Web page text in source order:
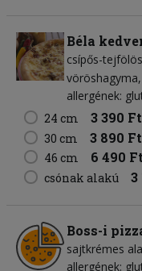
Béla
csípős-
vöröshagyma
allergének:
24 cm
3 390 Ft
30 cm 3 890 Ft
46 cm 6 490 Ft
csónak alakú 3
Boss-i
sajtkrémes
allergének: